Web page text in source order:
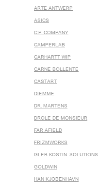
ARTE ANTWERP
ASICS
C.P. COMPANY
CAMPERLAB
CARHARTT WIP
CARNE BOLLENTE
CASTART
DIEMME
DR. MARTENS
DROLE DE MONSIEUR
FAR AFIELD
FRIZMWORKS
GLEB KOSTIN .SOLUTIONS
GOLDWIN
HAN KJOBENHAVN